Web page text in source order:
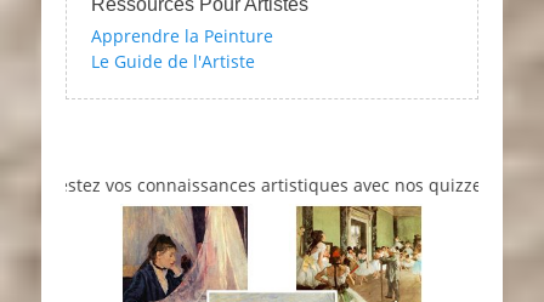
Ressources Pour Artistes
Apprendre la Peinture
Le Guide de l'Artiste
vos connaissances artistiques avec nos quizzes sur